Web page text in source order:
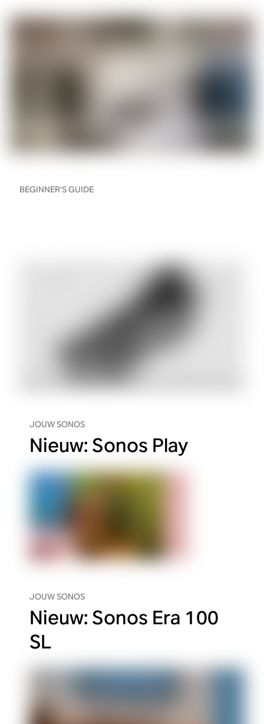
BEGINNER’S GUIDE
JOUW SONOS
Nieuw: Sonos Play
JOUW SONOS
Nieuw: Sonos Era 100
SL